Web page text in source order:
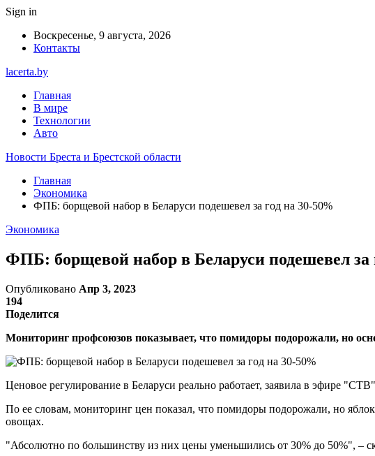
Sign in
Воскресенье, 9 августа, 2026
Контакты
lacerta.by
Главная
В мире
Технологии
Авто
Новости Бреста и Брестской области
Главная
Экономика
ФПБ: борщевой набор в Беларуси подешевел за год на 30-50%
Экономика
ФПБ: борщевой набор в Беларуси подешевел за
Опубликовано Апр 3, 2023
194
Поделится
Мониторинг профсоюзов показывает, что помидоры подорожали, но
Ценовое регулирование в Беларуси реально работает, заявила в эфире
По ее словам, мониторинг цен показал, что помидоры подорожали, но
овощах.
"Абсолютно по большинству из них цены уменьшились от 30% до 50%", –